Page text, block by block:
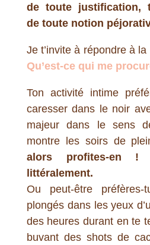
de toute justification,
de toute notion
Je t’invite à répondre à
Qu’est-ce qui me
Ton activité intime
caresser dans le noir
majeur dans le sens
montre les soirs de
alors profites-en !
littéralement.
Ou peut-être
plongés dans les yeux
des heures durant en te
buvant des shots de